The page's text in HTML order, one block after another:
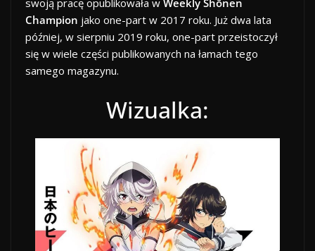
swoją pracę opublikowała w Weekly Shōnen
Champion jako one-part w 2017 roku. Już dwa lata
później, w sierpniu 2019 roku, one-part przeistoczył
się w wiele części publikowanych na łamach tego
samego magazynu.
Wizualka: